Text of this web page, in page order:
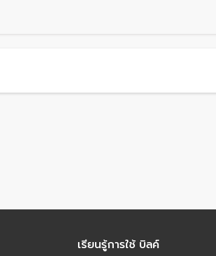
เรียนรู้การใช้ บิลค์